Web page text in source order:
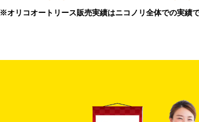
※オリコオートリース販売実績はニコノリ全体での実績